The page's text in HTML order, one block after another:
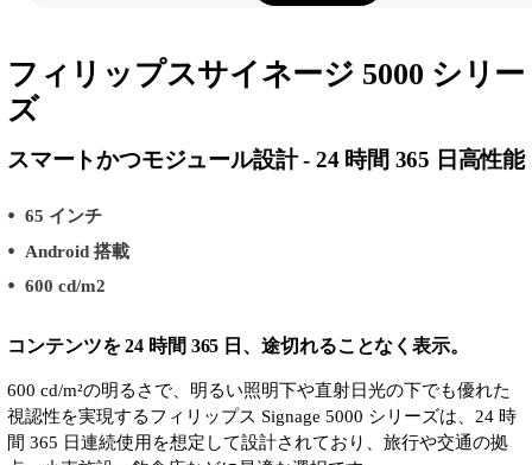
フィリップスサイネージ 5000 シリー
ズ
スマートかつモジュール設計 - 24 時間 365 日高性能
65 インチ
Android 搭載
600 cd/m2
コンテンツを 24 時間 365 日、途切れることなく表示。
600 cd/m²の明るさで、明るい照明下や直射日光の下でも優れた
視認性を実現するフィリップス Signage 5000 シリーズは、24 時
間 365 日連続使用を想定して設計されており、旅行や交通の拠